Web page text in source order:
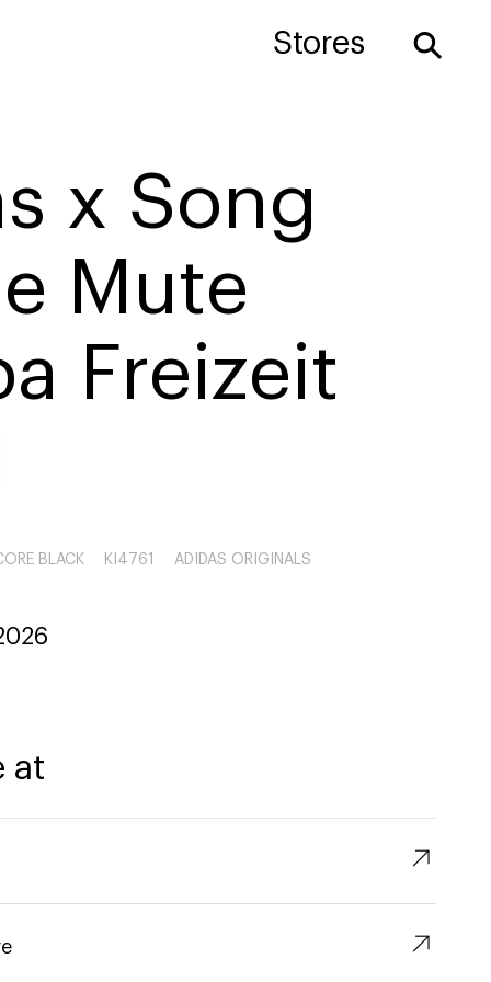
Stores ⚲
x Song
Mute
Freizeit
BLACK KI4761 ADIDAS ORIGINALS
at
↗︎
↗︎